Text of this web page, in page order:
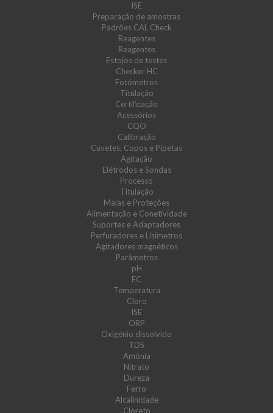
ISE
Preparação de amostras
Padrões CAL Check
Reagentes
Reagentes
Estojos de testes
Checker HC
Fotómetros
Titulação
Certificação
Acessórios
CQO
Calibração
Cuvetes, Copos e Pipetas
Agitação
Elétrodos e Sondas
Processo
Titulação
Malas e Proteções
Alimentação e Conetividade
Suportes e Adaptadores
Perfuradores e Lisímetros
Agitadores magnéticos
Parâmetros
pH
EC
Temperatura
Cloro
ISE
ORP
Oxigénio dissolvido
TDS
Amónia
Nitrato
Dureza
Ferro
Alcalinidade
Cloreto